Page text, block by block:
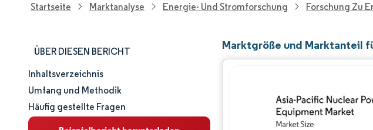
Startseite Marktanalyse Energie- Und Stromforschung Forschung Zu
ÜBER DIESEN BERICHT
Marktgröße und -anteil
Marktanalyse
Inhaltsverzeichnis
Umfang und Methodik
Häufig gestellte Fragen
Marktgröße und Marktanteil